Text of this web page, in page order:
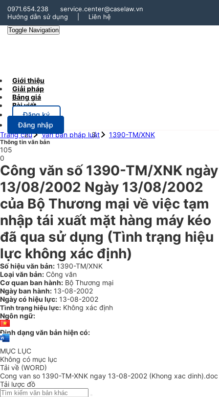
0971.654.238
service.center@caselaw.vn
Hướng dẫn sử dụng
Liên hệ
Toggle Navigation
Giới thiệu
Giải pháp
Bảng giá
Bài viết
Đăng ký
Đăng nhập
Trang chủ
Văn bản pháp luật 1390-TM/XNK
Thông tin văn bản
105
0
Công văn số 1390-TM/XNK ngày
13/08/2002 Ngày 13/08/2002
của Bộ Thương mại về việc tạm
nhập tái xuất mặt hàng máy kéo
đã qua sử dụng (Tình trạng hiệu
lực không xác định)
Số hiệu văn bản: 1390-TM/XNK
Loại văn bản: Công văn
Cơ quan ban hành: Bộ Thương mại
Ngày ban hành: 13-08-2002
Ngày có hiệu lực: 13-08-2002
Tình trạng hiệu lực: Không xác định
Ngôn ngữ:
Định dạng văn bản hiện có:
MỤC LỤC
Không có mục lục
Tải về (WORD)
Cong van so 1390-TM-XNK ngay 13-08-2002 (Khong xac dinh).doc
Tải lược đồ